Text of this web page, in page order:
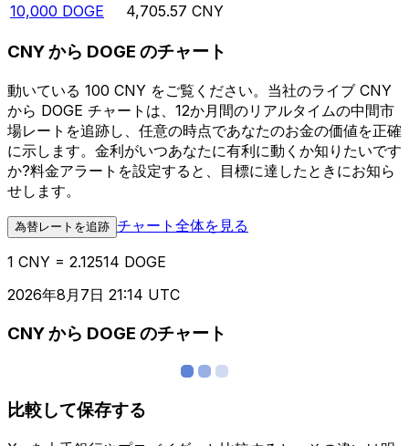
10,000 DOGE 4,705.57 CNY
CNY から DOGE のチャート
動いている 100 CNY をご覧ください。当社のライブ CNY
から DOGE チャートは、12か月間のリアルタイムの中間市
場レートを追跡し、任意の時点であなたのお金の価値を正確
に示します。金利がいつあなたに有利に動くか知りたいです
か?料金アラートを設定すると、目標に達したときにお知ら
せします。
為替レートを追跡 チャート全体を見る
1 CNY = 2.12514 DOGE
2026年8月7日 21:14 UTC
CNY から DOGE のチャート
比較して保存する